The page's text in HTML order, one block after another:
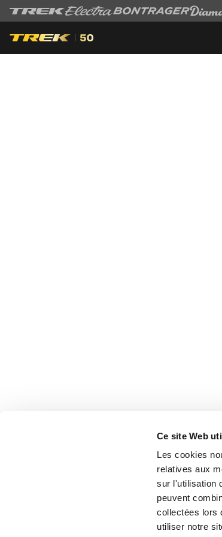
Ce site Web
Les cookies
relatives aux
sur l'utilisation
peuvent
collectées lors
utiliser notre